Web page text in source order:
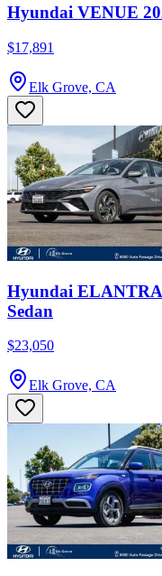
Hyundai VENUE
$17,891
Elk Grove, CA
Hyundai ELANTRA
Sedan
$23,050
Elk Grove, CA